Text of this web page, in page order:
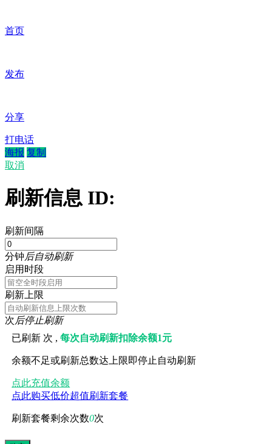
首页
发布
分享
打电话
海报 复制
取消
刷新信息 ID:
刷新间隔
分钟后自动刷新
启用时段
刷新上限
次后停止刷新
已刷新 次 ,每次自动刷新扣除余额1元
余额不足或刷新总数达上限即停止自动刷新
点此充值余额
点此购买低价超值刷新套餐
刷新套餐剩余次数0次